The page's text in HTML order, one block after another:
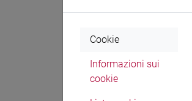
Cookie
Informazioni sui
cookie